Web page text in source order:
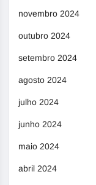
novembro 2024
outubro 2024
setembro 2024
agosto 2024
julho 2024
junho 2024
maio 2024
abril 2024